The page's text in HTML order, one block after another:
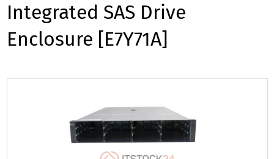
Integrated SAS Drive
Enclosure [E7Y71A]